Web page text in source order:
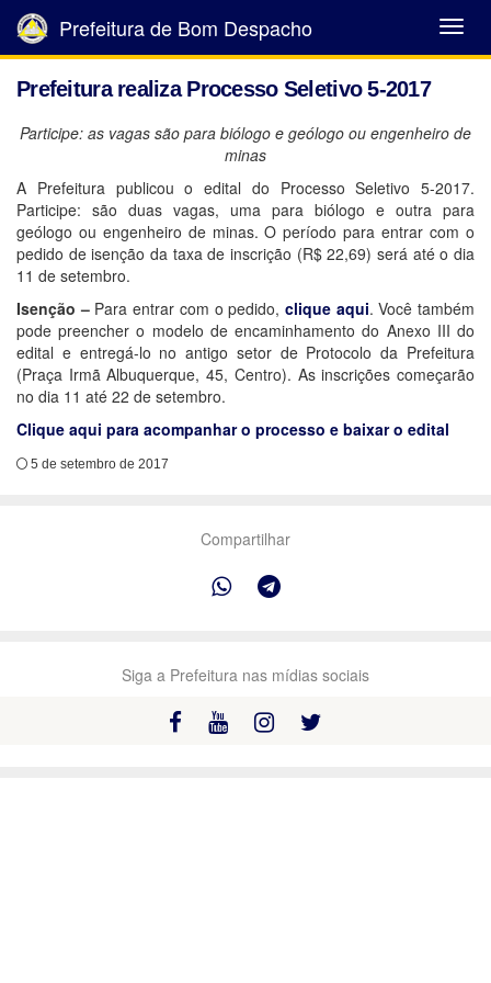
Abrir
Menu
Prefeitura de Bom Despacho
Prefeitura realiza Processo Seletivo 5-2017
Participe: as vagas são para biólogo e geólogo ou engenheiro de
minas
A Prefeitura publicou o edital do Processo Seletivo 5-2017.
Participe: são duas vagas, uma para biólogo e outra para
geólogo ou engenheiro de minas. O período para entrar com o
pedido de isenção da taxa de inscrição (R$ 22,69) será até o dia
11 de setembro.
Isenção –Para entrar com o pedido, clique aqui. Você também
pode preencher o modelo de encaminhamento do Anexo III do
edital e entregá-lo no antigo setor de Protocolo da Prefeitura
(Praça Irmã Albuquerque, 45, Centro). As inscrições começarão
no dia 11 até 22 de setembro.
Clique aqui para acompanhar o processo e baixar o edital
5 de setembro de 2017
Compartilhar
Siga a Prefeitura nas mídias sociais